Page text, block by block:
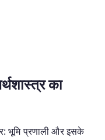
का
भूमि प्रणाली और इसके